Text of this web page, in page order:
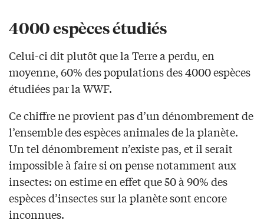
4000 espèces étudiés
Celui-ci dit plutôt que la Terre a perdu, en
moyenne, 60% des populations des 4000 espèces
étudiées par la WWF.
Ce chiffre ne provient pas d’un dénombrement de
l’ensemble des espèces animales de la planète.
Un tel dénombrement n’existe pas, et il serait
impossible à faire si on pense notamment aux
insectes: on estime en effet que 50 à 90% des
espèces d’insectes sur la planète sont encore
inconnues.